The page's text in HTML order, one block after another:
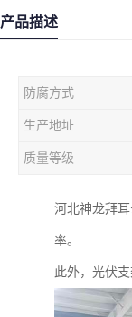
产品描述
防腐方式
生产地址
质量等级
河北神龙拜
率。
此外，光伏